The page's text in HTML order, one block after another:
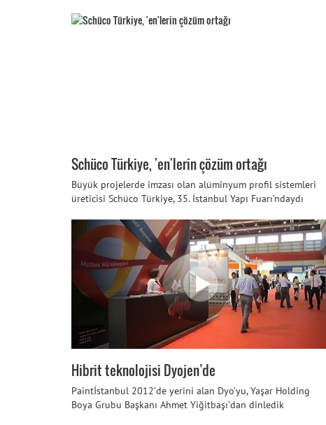
Schüco Türkiye, 'en'lerin çözüm ortağı
Büyük projelerde imzası olan alüminyum profil sistemleri
üreticisi Schüco Türkiye, 35. İstanbul Yapı Fuarı’ndaydı
Hibrit teknolojisi Dyojen’de
Paintİstanbul 2012’de yerini alan Dyo’yu, Yaşar Holding
Boya Grubu Başkanı Ahmet Yiğitbaşı’dan dinledik